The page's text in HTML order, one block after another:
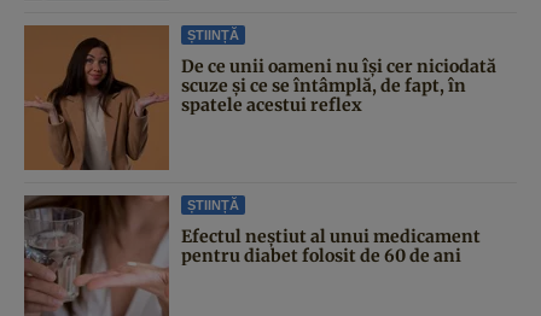
ȘTIINȚĂ
De ce unii oameni nu își cer niciodată
scuze și ce se întâmplă, de fapt, în
spatele acestui reflex
ȘTIINȚĂ
Efectul neștiut al unui medicament
pentru diabet folosit de 60 de ani